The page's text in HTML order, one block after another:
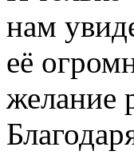
нам
её
желание